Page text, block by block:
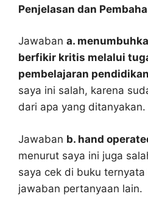
Penjelasan dan
Jawaban a.
berfikir kritis melalui
pembelajaran
saya ini salah, karena
dari apa yang ditanyakan.
Jawaban b. hand
menurut saya ini juga
saya cek di buku
jawaban pertanyaan lain.